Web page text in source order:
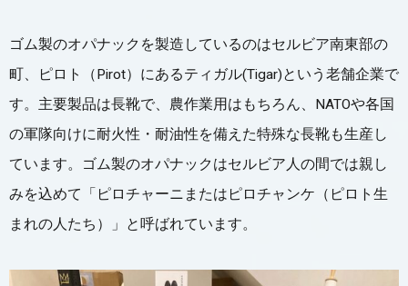
ゴム製のオパナックを製造しているのはセルビア南東部の
町、ピロト（Pirot）にあるティガル(Tigar)という老舗企業で
す。主要製品は長靴で、農作業用はもちろん、NATOや各国
の軍隊向けに耐火性・耐油性を備えた特殊な長靴も生産し
ています。ゴム製のオパナックはセルビア人の間では親し
みを込めて「ピロチャーニまたはピロチャンケ（ピロト生
まれの人たち）」と呼ばれています。